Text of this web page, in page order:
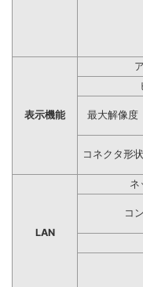
表示機能 最大解像度
コネクタ形状
LAN
ネ
コ